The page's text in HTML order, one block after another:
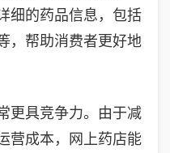
细的药品信息，包括
，帮助消费者更好地
更具竞争力。由于减
营成本，网上药店能